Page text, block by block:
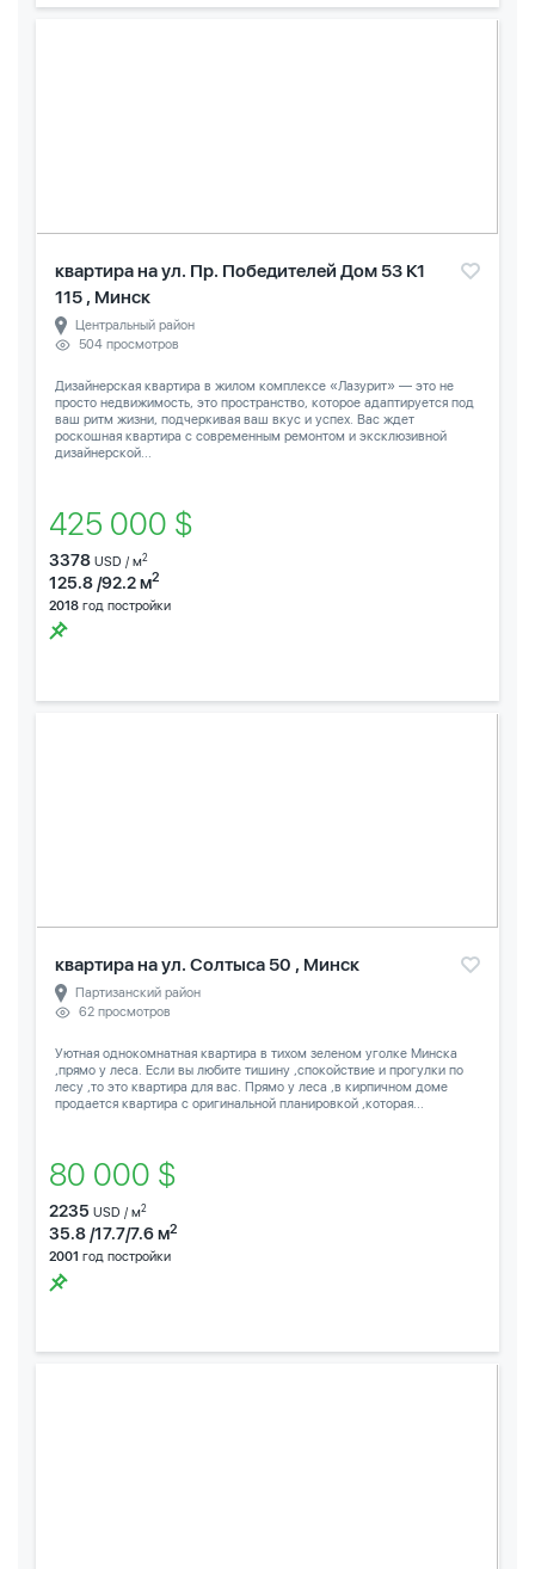
квартира на ул. Пр. Победителей Дом 53 К1
115 , Минск
Центральный район
504 просмотров
Дизайнерская квартира в жилом комплексе «Лазурит» — это не
просто недвижимость, это пространство, которое адаптируется под
ваш ритм жизни, подчеркивая ваш вкус и успех. Вас ждет
роскошная квартира с современным ремонтом и эксклюзивной
дизайнерской...
425 000 $
3378 USD / м2
125.8 /92.2 м2
2018 год постройки
квартира на ул. Солтыса 50 , Минск
Партизанский район
62 просмотров
Уютная однокомнатная квартира в тихом зеленом уголке Минска
,прямо у леса. Если вы любите тишину ,спокойствие и прогулки по
лесу ,то это квартира для вас. Прямо у леса ,в кирпичном доме
продается квартира с оригинальной планировкой ,которая...
80 000 $
2235 USD / м2
35.8 /17.7/7.6 м2
2001 год постройки